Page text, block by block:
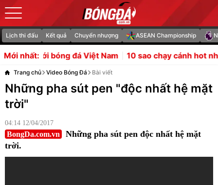
Lịch thi đấu Kết quả Chuyển nhượng ASEAN Championship
Mới nhất:
Việt Nam 10 sao chạy cánh hot nhất Hè 2026:
Trang chủ Video Bóng Đá Bài viết
Những pha sút pen "độc nhất hệ mặt
trời"
04:14 12/04/2017
BongDa.com.vn
Những pha sút pen độc nhất hệ mặt
trời.